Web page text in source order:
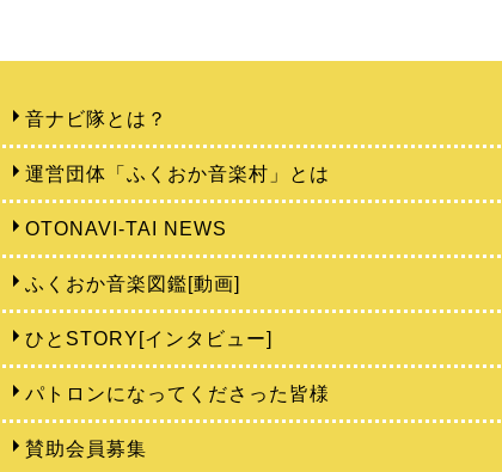
音ナビ隊とは？
運営団体「ふくおか音楽村」とは
OTONAVI-TAI NEWS
ふくおか音楽図鑑[動画]
ひとSTORY[インタビュー]
パトロンになってくださった皆様
賛助会員募集